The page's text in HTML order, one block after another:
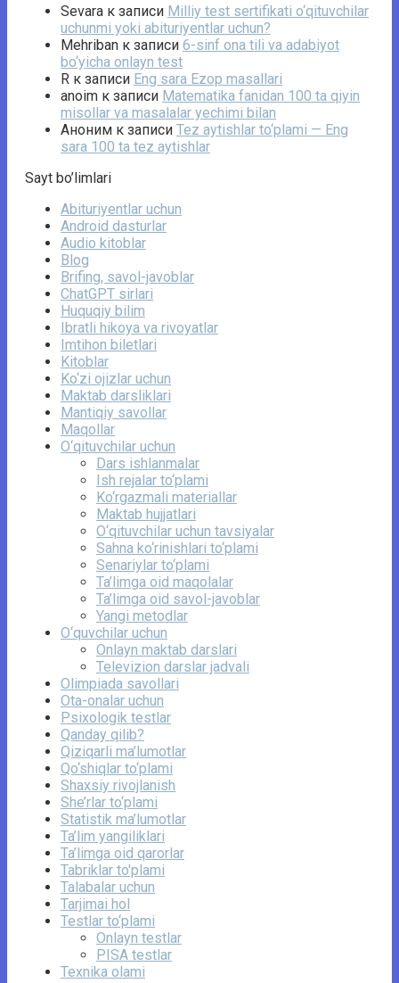
Sevara к записи Milliy test sertifikati o‘qituvchilar
uchunmi yoki abituriyentlar uchun?
Mehriban к записи 6-sinf ona tili va adabiyot
bo‘yicha onlayn test
R к записи Eng sara Ezop masallari
anoim к записи Matematika fanidan 100 ta qiyin
misollar va masalalar yechimi bilan
Аноним к записи Tez aytishlar to‘plami — Eng
sara 100 ta tez aytishlar
Sayt bo’limlari
Abituriyentlar uchun
Android dasturlar
Audio kitoblar
Blog
Brifing, savol-javoblar
ChatGPT sirlari
Huquqiy bilim
Ibratli hikoya va rivoyatlar
Imtihon biletlari
Kitoblar
Ko‘zi ojizlar uchun
Maktab darsliklari
Mantiqiy savollar
Maqollar
O‘qituvchilar uchun
Dars ishlanmalar
Ish rejalar to‘plami
Ko‘rgazmali materiallar
Maktab hujjatlari
O‘qituvchilar uchun tavsiyalar
Sahna ko‘rinishlari to‘plami
Senariylar to‘plami
Ta’limga oid maqolalar
Ta’limga oid savol-javoblar
Yangi metodlar
O‘quvchilar uchun
Onlayn maktab darslari
Televizion darslar jadvali
Olimpiada savollari
Ota-onalar uchun
Psixologik testlar
Qanday qilib?
Qiziqarli ma’lumotlar
Qo‘shiqlar to‘plami
Shaxsiy rivojlanish
She’rlar to‘plami
Statistik ma’lumotlar
Ta’lim yangiliklari
Ta’limga oid qarorlar
Tabriklar to'plami
Talabalar uchun
Tarjimai hol
Testlar to‘plami
Onlayn testlar
PISA testlar
Texnika olami